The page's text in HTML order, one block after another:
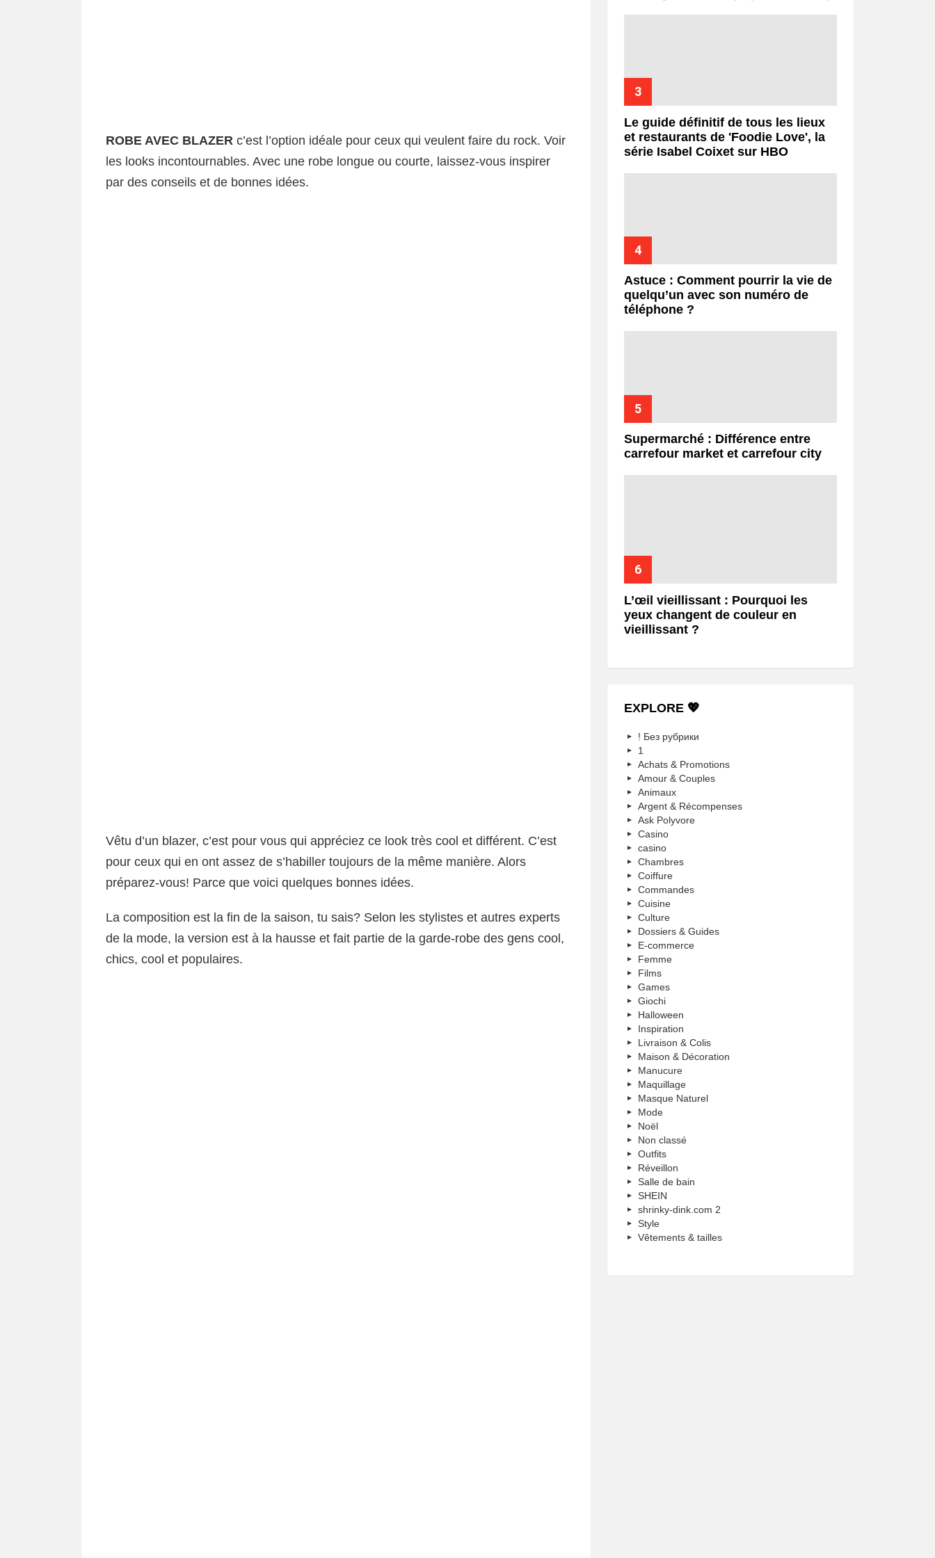
ROBE AVEC BLAZER c’est l’option idéale pour ceux qui veulent faire du rock. Voir
les looks incontournables. Avec une robe longue ou courte, laissez-vous inspirer
par des conseils et de bonnes idées.
Vêtu d’un blazer, c’est pour vous qui appréciez ce look très cool et différent. C’est
pour ceux qui en ont assez de s’habiller toujours de la même manière. Alors
préparez-vous! Parce que voici quelques bonnes idées.
La composition est la fin de la saison, tu sais? Selon les stylistes et autres experts
de la mode, la version est à la hausse et fait partie de la garde-robe des gens cool,
chics, cool et populaires.
Le guide définitif de tous les lieux
et restaurants de 'Foodie Love', la
série Isabel Coixet sur HBO
Astuce : Comment pourrir la vie de
quelqu’un avec son numéro de
téléphone ?
Supermarché : Différence entre
carrefour market et carrefour city
L’œil vieillissant : Pourquoi les
yeux changent de couleur en
vieillissant ?
EXPLORE 💖
! Без рубрики
1
Achats & Promotions
Amour & Couples
Animaux
Argent & Récompenses
Ask Polyvore
Casino
casino
Chambres
Coiffure
Commandes
Cuisine
Culture
Dossiers & Guides
E-commerce
Femme
Films
Games
Giochi
Halloween
Inspiration
Livraison & Colis
Maison & Décoration
Manucure
Maquillage
Masque Naturel
Mode
Noël
Non classé
Outfits
Réveillon
Salle de bain
SHEIN
shrinky-dink.com 2
Style
Vêtements & tailles